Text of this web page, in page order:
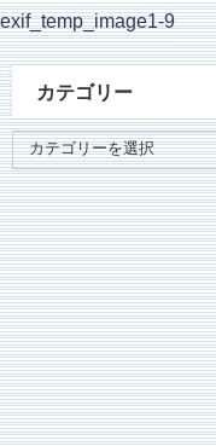
exif_temp_image1-9
カテゴリー